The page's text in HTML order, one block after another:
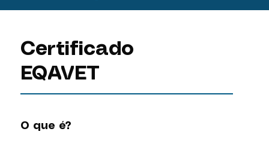
Certificado
EQAVET
O que é?